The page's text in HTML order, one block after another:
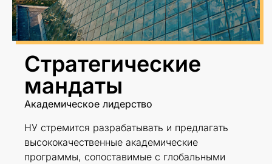
Стратегические
мандаты
Академическое лидерство
НУ стремится разрабатывать и предлагать
высококачественные академические
программы, сопоставимые с глобальными